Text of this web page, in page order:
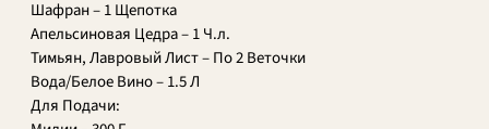
Шафран – 1 Щепотка
Апельсиновая Цедра – 1 Ч.л.
Тимьян, Лавровый Лист – По 2 Веточки
Вода/Белое Вино – 1.5 Л
Для Подачи: